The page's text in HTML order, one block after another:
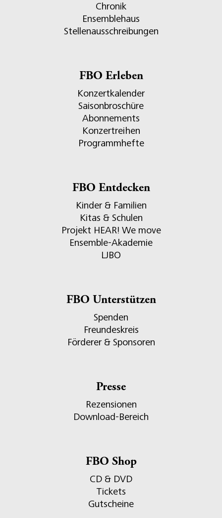
Chronik
Ensemblehaus
Stellenausschreibungen
FBO Erleben
Konzertkalender
Saisonbroschüre
Abonnements
Konzertreihen
Programmhefte
FBO Entdecken
Kinder & Familien
Kitas & Schulen
Projekt HEAR! We move
Ensemble-Akademie
LJBO
FBO Unterstützen
Spenden
Freundeskreis
Förderer & Sponsoren
Presse
Rezensionen
Download-Bereich
FBO Shop
CD & DVD
Tickets
Gutscheine